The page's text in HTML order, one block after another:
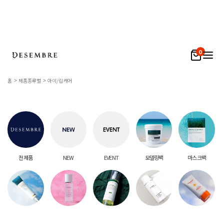
0
홈 제품종류별 아이/립케어
전 제품 NEW EVENT 모델링팩 마스크팩